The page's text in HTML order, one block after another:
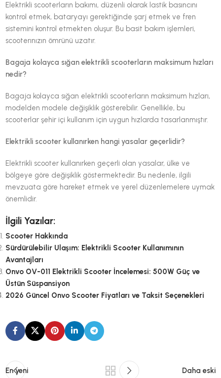
Elektrikli scooterların bakımı, düzenli olarak lastik basıncını
kontrol etmek, bataryayı gerektiğinde şarj etmek ve fren
sistemini kontrol etmekten oluşur. Bu basit bakım işlemleri,
scooterınızın ömrünü uzatır.
Bagaja kolayca sığan elektrikli scooterların maksimum hızları
nedir?
Bagaja kolayca sığan elektrikli scooterların maksimum hızları,
modelden modele değişiklik gösterebilir. Genellikle, bu
scooterlar şehir içi kullanım için uygun hızlarda tasarlanmıştır.
Elektrikli scooter kullanırken hangi yasalar geçerlidir?
Elektrikli scooter kullanırken geçerli olan yasalar, ülke ve
bölgeye göre değişiklik göstermektedir. Bu nedenle, ilgili
mevzuata göre hareket etmek ve yerel düzenlemelere uymak
önemlidir.
İlgili Yazılar:
Scooter Hakkında
Sürdürülebilir Ulaşım: Elektrikli Scooter Kullanımının
Avantajları
Onvo OV-011 Elektrikli Scooter İncelemesi: 500W Güç ve
Üstün Süspansiyon
2026 Güncel Onvo Scooter Fiyatları ve Taksit Seçenekleri
En yeni Daha eski